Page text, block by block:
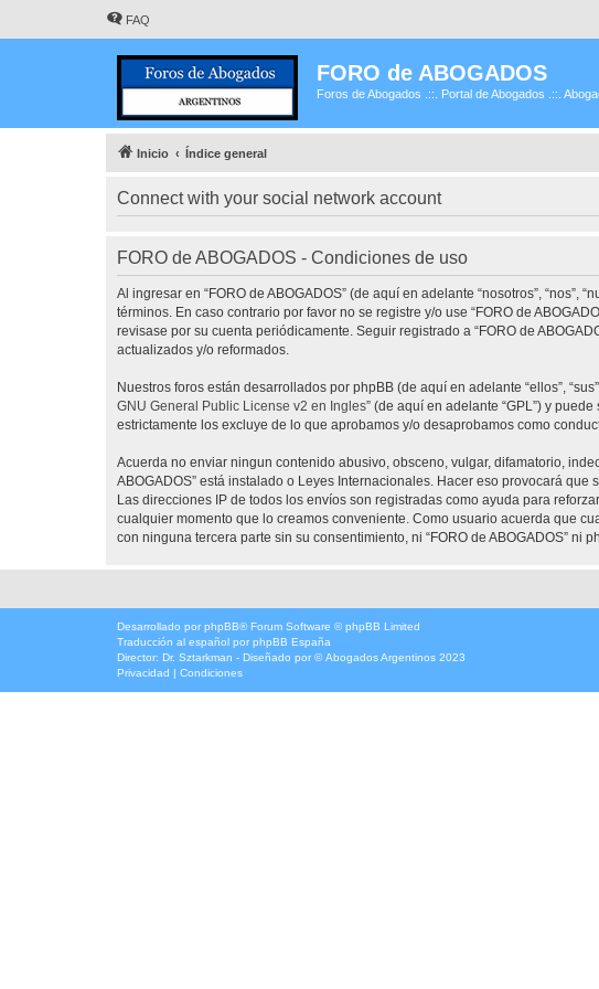
FAQ
FORO de ABOGADOS
Foros de Abogados .::. Portal de Abogados .::.
Inicio Índice general
Connect with your social network account
FORO de ABOGADOS - Condiciones de uso
Al ingresar en “FORO de ABOGADOS” (de aquí en adelante “nosotros”, “nos”,
términos. En caso contrario por favor no se registre y/o use “FORO de
revisase por su cuenta periódicamente. Seguir registrado a “FORO de
actualizados y/o reformados.
Nuestros foros están desarrollados por phpBB (de aquí en adelante “ellos”,
GNU General Public License v2 en Ingles” (de aquí en adelante “GPL”) y
estrictamente los excluye de lo que aprobamos y/o desaprobamos como
Acuerda no enviar ningun contenido abusivo, obsceno, vulgar, difamatorio,
ABOGADOS” está instalado o Leyes Internacionales. Hacer eso provocará
Las direcciones IP de todos los envíos son registradas como ayuda para
cualquier momento que lo creamos conveniente. Como usuario acuerda que
con ninguna tercera parte sin su consentimiento, ni “FORO de ABOGADOS”
Desarrollado por phpBB® Forum Software © phpBB Limited
Traducción al español por phpBB España
Director: Dr. Sztarkman - Diseñado por ©Abogados Argentinos 2023
Privacidad | Condiciones